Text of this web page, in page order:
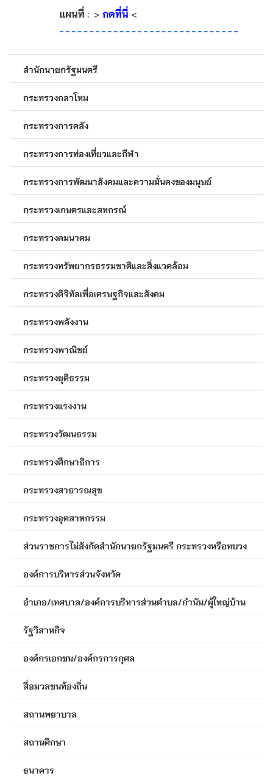
แผนที่ : > กดที่นี่ <
สำนักนายกรัฐมนตรี
กระทรวงกลาโหม
กระทรวงการคลัง
กระทรวงการท่องเที่ยวและกีฬา
กระทรวงการพัฒนาสังคมและความมั่นคงของมนุษย์
กระทรวงเกษตรและสหกรณ์
กระทรวงคมนาคม
กระทรวงทรัพยากรธรรมชาติและสิ่งแวดล้อม
กระทรวงดิจิทัลเพื่อเศรษฐกิจและสังคม
กระทรวงพลังงาน
กระทรวงพาณิชย์
กระทรวงยุติธรรม
กระทรวงแรงงาน
กระทรวงวัฒนธรรม
กระทรวงศึกษาธิการ
กระทรวงสาธารณสุข
กระทรวงอุตสาหกรรม
ส่วนราชการไม่สังกัดสำนักนายกรัฐมนตรี กระทรวงหรือทบวง
องค์การบริหารส่วนจังหวัด
อำเภอ/เทศบาล/องค์การบริหารส่วนตำบล/กำนัน/ผู้ใหญ่บ้าน
รัฐวิสาหกิจ
องค์กรเอกชน/องค์กรการกุศล
สื่อมวลชนท้องถิ่น
สถานพยาบาล
สถานศึกษา
ธนาคาร